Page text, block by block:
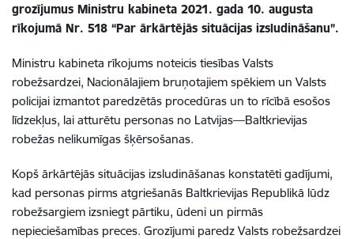
grozījumus Ministru kabineta 2021. gada 10. augusta
rīkojumā Nr. 518 “Par ārkārtējās situācijas izsludināšanu”.
Ministru kabineta rīkojums noteicis tiesības Valsts
robežsardzei, Nacionālajiem bruņotajiem spēkiem un Valsts
policijai izmantot paredzētās procedūras un to rīcībā esošos
līdzekļus, lai atturētu personas no Latvijas—Baltkrievijas
robežas nelikumīgas šķērsošanas.
Kopš ārkārtējās situācijas izsludināšanas konstatēti gadījumi,
kad personas pirms atgriešanās Baltkrievijas Republikā lūdz
robežsargiem izsniegt pārtiku, ūdeni un pirmās
nepieciešamības preces. Grozījumi paredz Valsts robežsardzei